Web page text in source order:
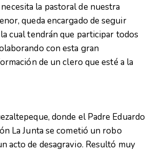
la pastoral de nuestra
queda encargado de seguir
cual tendrán que participar todos
con esta gran
de un clero que esté a la
donde el Padre Eduardo
La Junta se cometió un robo
acto de desagravio. Resultó muy